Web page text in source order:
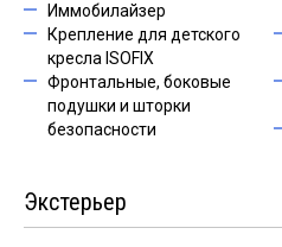
Иммобилайзер
Крепление для детского
кресла ISOFIX
Фронтальные, боковые
подушки и шторки
безопасности
Экстерьер